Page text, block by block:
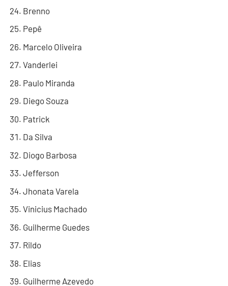
Brenno
Pepê
Marcelo Oliveira
Vanderlei
Paulo Miranda
Diego Souza
Patrick
Da Silva
Diogo Barbosa
Jefferson
Jhonata Varela
Vinicius Machado
Guilherme Guedes
Rildo
Elias
Guilherme Azevedo